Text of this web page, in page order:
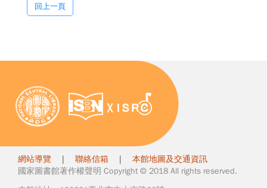
回上一頁
網站導覽 | 聯絡信箱 | 本館地圖及交通資訊
國家圖書館著作權聲明 Copyright © 2018 All rights reserved.